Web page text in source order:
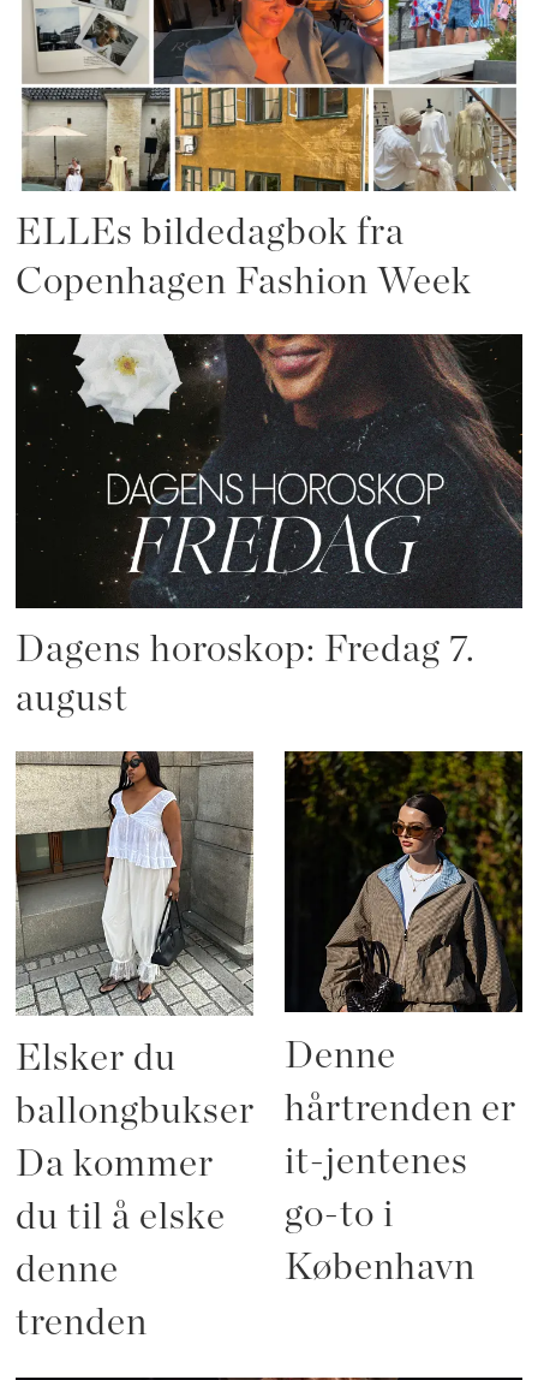
ELLEs bildedagbok fra
Copenhagen Fashion Week
Dagens horoskop: Fredag 7.
august
Elsker du
ballongbukser?
Da kommer
du til å elske
denne
trenden
Denne
hårtrenden er
it-jentenes
go-to i
København